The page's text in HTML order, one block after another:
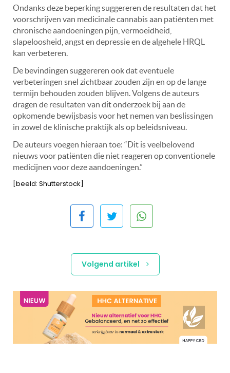
Ondanks deze beperking suggereren de resultaten dat het
voorschrijven van medicinale cannabis aan patiënten met
chronische aandoeningen pijn, vermoeidheid,
slapeloosheid, angst en depressie en de algehele HRQL
kan verbeteren.
De bevindingen suggereren ook dat eventuele
verbeteringen snel zichtbaar zouden zijn en op de lange
termijn behouden zouden blijven. Volgens de auteurs
dragen de resultaten van dit onderzoek bij aan de
opkomende bewijsbasis voor het nemen van beslissingen
in zowel de klinische praktijk als op beleidsniveau.
De auteurs voegen hieraan toe: “Dit is veelbelovend
nieuws voor patiënten die niet reageren op conventionele
medicijnen voor deze aandoeningen.”
[beeld: Shutterstock]
Volgend artikel